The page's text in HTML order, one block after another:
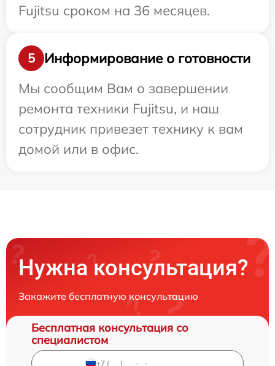
Fujitsu сроком на 36 месяцев.
5
Информирование о готовности
Мы сообщим Вам о завершении
ремонта техники Fujitsu, и наш
сотрудник привезет технику к вам
домой или в офис.
Нужна консультация?
Закажите бесплатную консультацию
Бесплатная консультация со
специалистом